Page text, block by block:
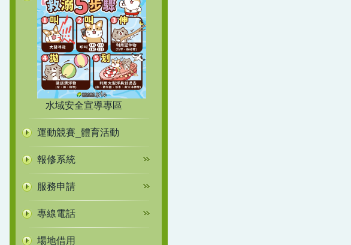
水域安全宣導專區
運動競賽_體育活動
報修系統
服務申請
專線電話
場地借用